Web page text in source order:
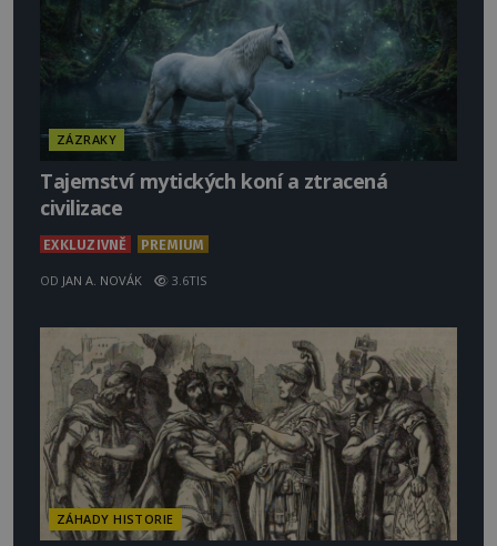
ZÁZRAKY
Tajemství mytických koní a ztracená
civilizace
EXKLUZIVNĚ PREMIUM
OD JAN A. NOVÁK 3.6TIS
ZÁHADY HISTORIE